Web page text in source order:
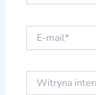
mail*
Witryna
internetowa